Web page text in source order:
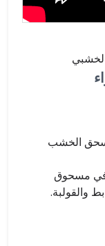
الخشب
في مسحوق